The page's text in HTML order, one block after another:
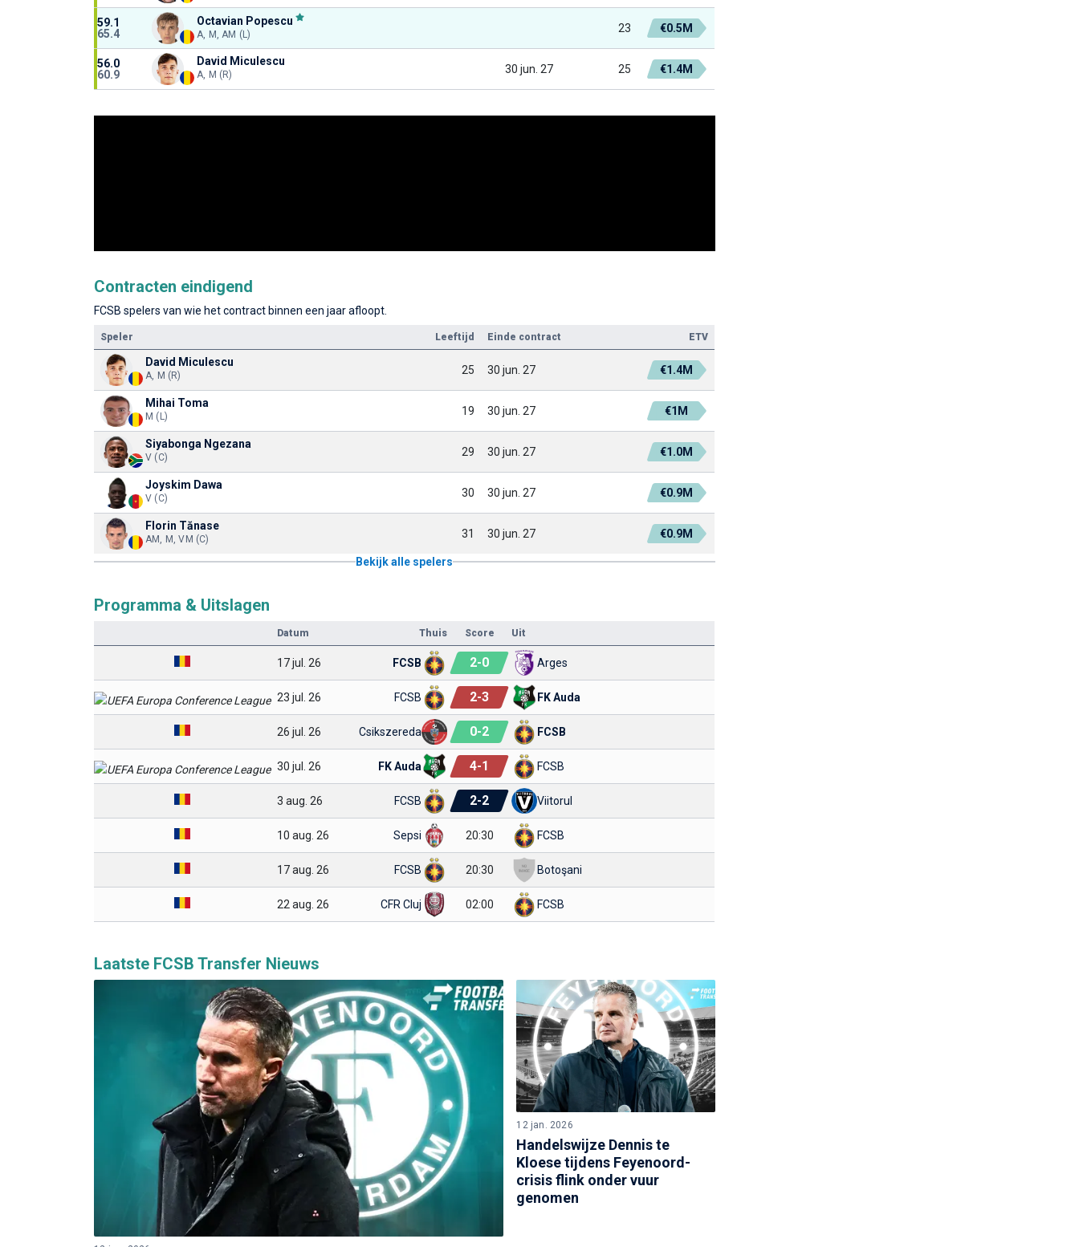
59.1
65.4
Octavian Popescu
A, M, AM (L) 23 €0.5M
56.0
60.9
David Miculescu
A, M (R) 30 jun. 27 25 €1.4M
Contracten eindigend
FCSB spelers van wie het contract binnen een jaar afloopt.
Speler Leeftijd Einde contract ETV
David Miculescu
A, M (R) 25 30 jun. 27 €1.4M
Mihai Toma
M (L) 19 30 jun. 27 €1M
Siyabonga Ngezana
V (C) 29 30 jun. 27 €1.0M
Joyskim Dawa
V (C) 30 30 jun. 27 €0.9M
Florin Tănase
AM, M, VM (C) 31 30 jun. 27 €0.9M
Bekijk alle spelers
Programma & Uitslagen
Datum Thuis Score Uit
17 jul. 26 FCSB 2-0 Arges
23 jul. 26 FCSB 2-3 FK Auda
26 jul. 26 Csikszereda 0-2 FCSB
30 jul. 26 FK Auda 4-1 FCSB
3 aug. 26 FCSB 2-2 Viitorul
10 aug. 26 Sepsi 20:30 FCSB
17 aug. 26 FCSB 20:30 Botoşani
22 aug. 26 CFR Cluj 02:00 FCSB
Laatste FCSB Transfer Nieuws
12 jan. 2026
Handelswijze Dennis te
Kloese tijdens Feyenoord-
crisis flink onder vuur
genomen